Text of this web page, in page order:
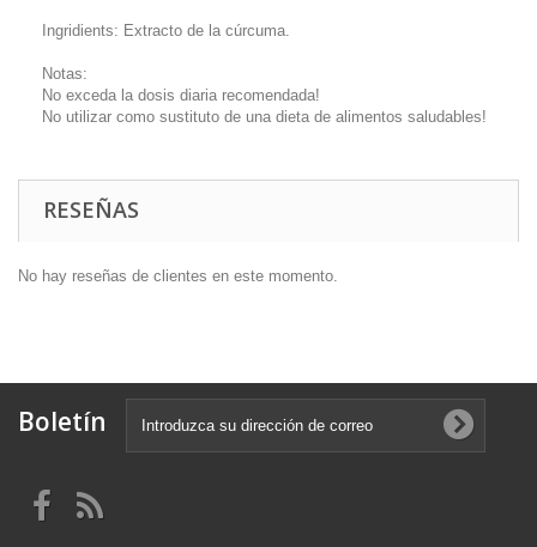
Ingridients: Extracto de la cúrcuma.
Notas:
No exceda la dosis diaria recomendada!
No utilizar como sustituto de una dieta de alimentos saludables!
RESEÑAS
No hay reseñas de clientes en este momento.
Boletín